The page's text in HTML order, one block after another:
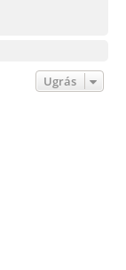
Ugrás